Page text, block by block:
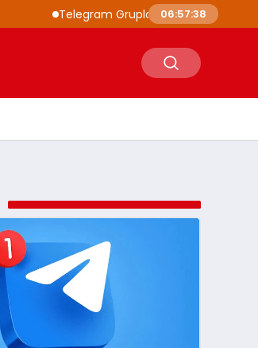
Telegram Grupları ile Doğru Topluluğa
06:57:39